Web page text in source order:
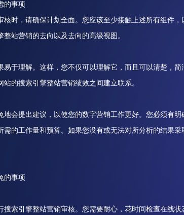
的事项
核时，请确保计划全面。您应该至少接触上述所有组件
站营销的去向以及去向的高级视图。
易于理解。这样，您不仅可以理解它，而且可以清楚，
的搜索引擎整站营销绩效之间建立联系。
地会提出建议，以使您的数字营销工作更好。您必须有
需的工作量和预算。如果您没有或无法对所分析的结果
的事项
搜索引擎整站营销审核。您需要耐心，花时间检查在线